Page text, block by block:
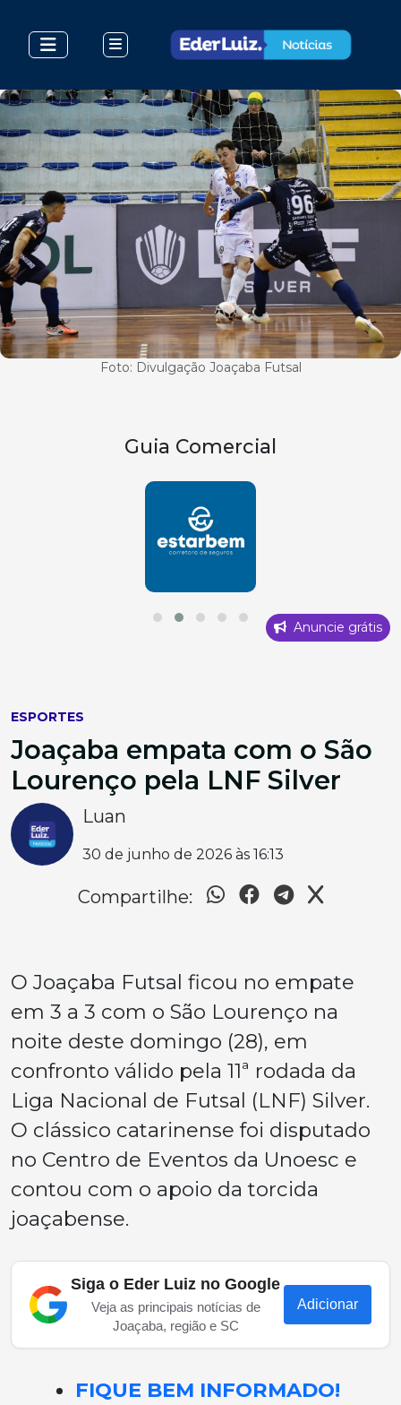
Foto: Divulgação Joaçaba Futsal
Guia Comercial
Anuncie grátis
ESPORTES
Joaçaba empata com o São
Lourenço pela LNF Silver
Luan
30 de junho de 2026 às 16:13
Compartilhe:
O Joaçaba Futsal ficou no empate
em 3 a 3 com o São Lourenço na
noite deste domingo (28), em
confronto válido pela 11ª rodada da
Liga Nacional de Futsal (LNF) Silver.
O clássico catarinense foi disputado
no Centro de Eventos da Unoesc e
contou com o apoio da torcida
joaçabense.
Siga o Eder Luiz no Google
Veja as principais notícias de
Joaçaba, região e SC
Adicionar
FIQUE BEM INFORMADO!